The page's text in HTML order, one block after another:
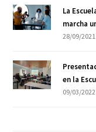
La
marcha
28/09/2021
en la
09/03/2022